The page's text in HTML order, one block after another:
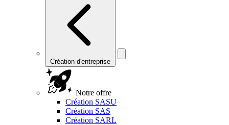
Création d'entreprise
Notre offre
Création SASU
Création SAS
Création SARL